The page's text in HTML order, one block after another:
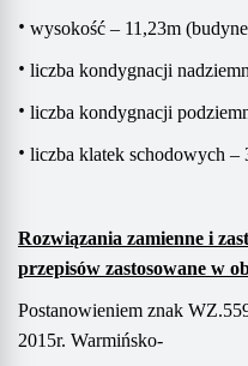
• wysokość – 11,23m
• liczba kondygnacji
• liczba kondygnacji
• liczba klatek schodowych –
Rozwiązania zamienne i
przepisów zastosowane w
Postanowieniem znak
2015r. Warmińsko-